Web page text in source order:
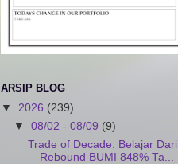
ARSIP BLOG
▼ 2026 (239)
▼08/02 - 08/09 (9)
Trade of Decade: Belajar Dari
Rebound BUMI 848% Ta...